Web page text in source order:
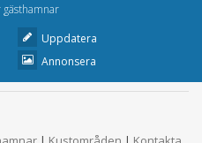
Uppdatera
Annonsera